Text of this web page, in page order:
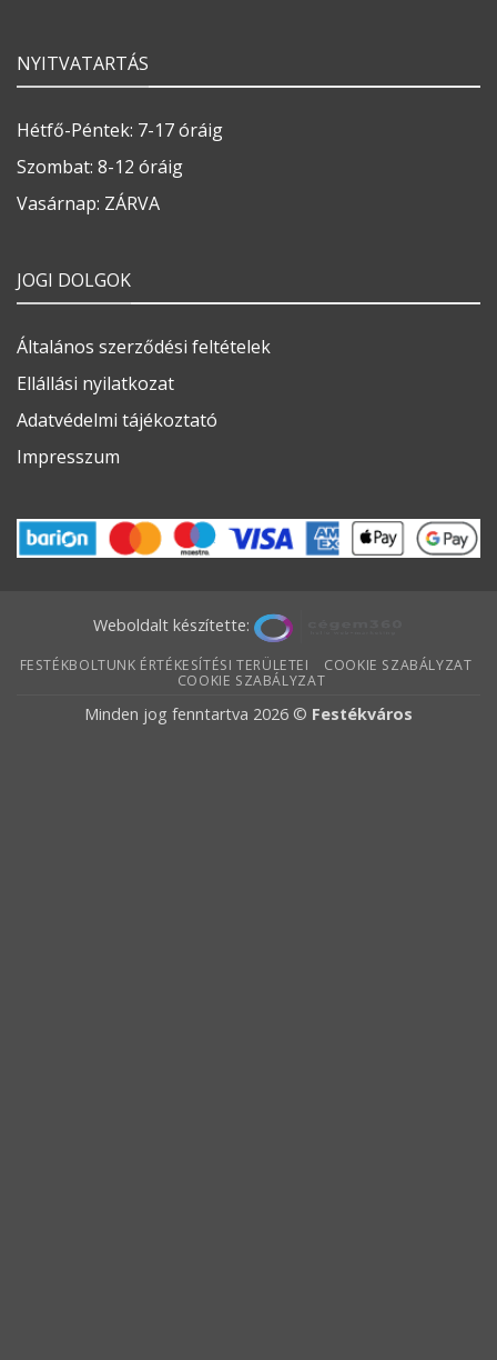
NYITVATARTÁS
Hétfő-Péntek: 7-17 óráig
Szombat: 8-12 óráig
Vasárnap: ZÁRVA
JOGI DOLGOK
Általános szerződési feltételek
Ellállási nyilatkozat
Adatvédelmi tájékoztató
Impresszum
Weboldalt készítette:
FESTÉKBOLTUNK ÉRTÉKESÍTÉSI TERÜLETEI
COOKIE SZABÁLYZAT
COOKIE SZABÁLYZAT
Minden jog fenntartva 2026 © Festékváros